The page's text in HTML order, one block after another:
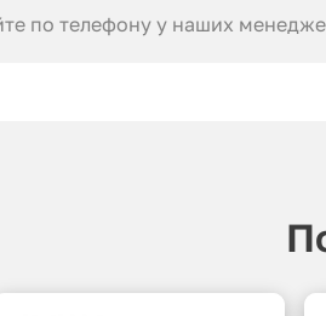
по телефону у наших